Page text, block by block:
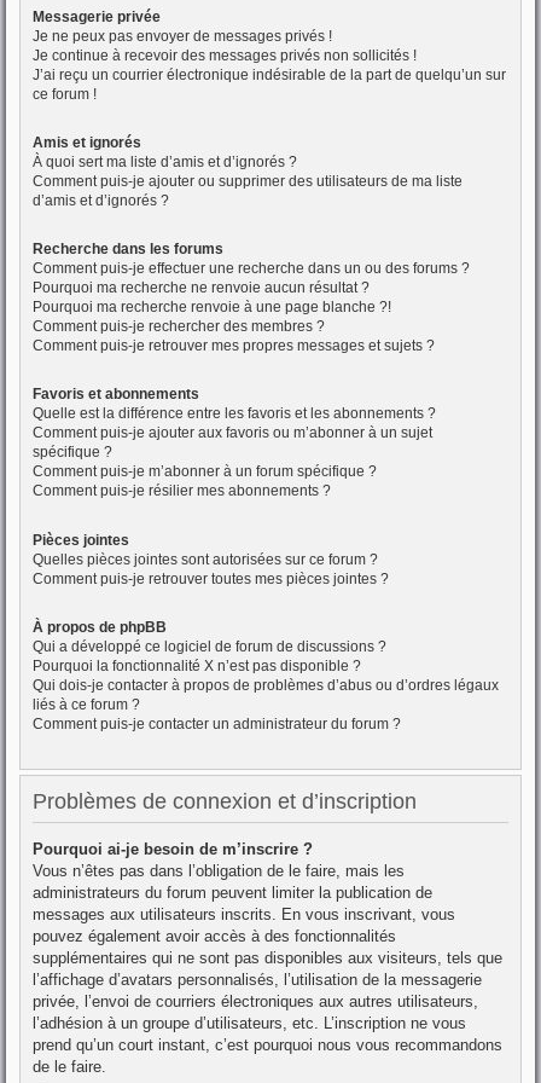
Messagerie privée
Je ne peux pas envoyer de messages privés !
Je continue à recevoir des messages privés non sollicités !
J’ai reçu un courrier électronique indésirable de la part de quelqu’un sur
ce forum !
Amis et ignorés
À quoi sert ma liste d’amis et d’ignorés ?
Comment puis-je ajouter ou supprimer des utilisateurs de ma liste
d’amis et d’ignorés ?
Recherche dans les forums
Comment puis-je effectuer une recherche dans un ou des forums ?
Pourquoi ma recherche ne renvoie aucun résultat ?
Pourquoi ma recherche renvoie à une page blanche ?!
Comment puis-je rechercher des membres ?
Comment puis-je retrouver mes propres messages et sujets ?
Favoris et abonnements
Quelle est la différence entre les favoris et les abonnements ?
Comment puis-je ajouter aux favoris ou m’abonner à un sujet
spécifique ?
Comment puis-je m’abonner à un forum spécifique ?
Comment puis-je résilier mes abonnements ?
Pièces jointes
Quelles pièces jointes sont autorisées sur ce forum ?
Comment puis-je retrouver toutes mes pièces jointes ?
À propos de phpBB
Qui a développé ce logiciel de forum de discussions ?
Pourquoi la fonctionnalité X n’est pas disponible ?
Qui dois-je contacter à propos de problèmes d’abus ou d’ordres légaux
liés à ce forum ?
Comment puis-je contacter un administrateur du forum ?
Problèmes de connexion et d’inscription
Pourquoi ai-je besoin de m’inscrire ?
Vous n’êtes pas dans l’obligation de le faire, mais les
administrateurs du forum peuvent limiter la publication de
messages aux utilisateurs inscrits. En vous inscrivant, vous
pouvez également avoir accès à des fonctionnalités
supplémentaires qui ne sont pas disponibles aux visiteurs, tels que
l’affichage d’avatars personnalisés, l’utilisation de la messagerie
privée, l’envoi de courriers électroniques aux autres utilisateurs,
l’adhésion à un groupe d’utilisateurs, etc. L’inscription ne vous
prend qu’un court instant, c’est pourquoi nous vous recommandons
de le faire.